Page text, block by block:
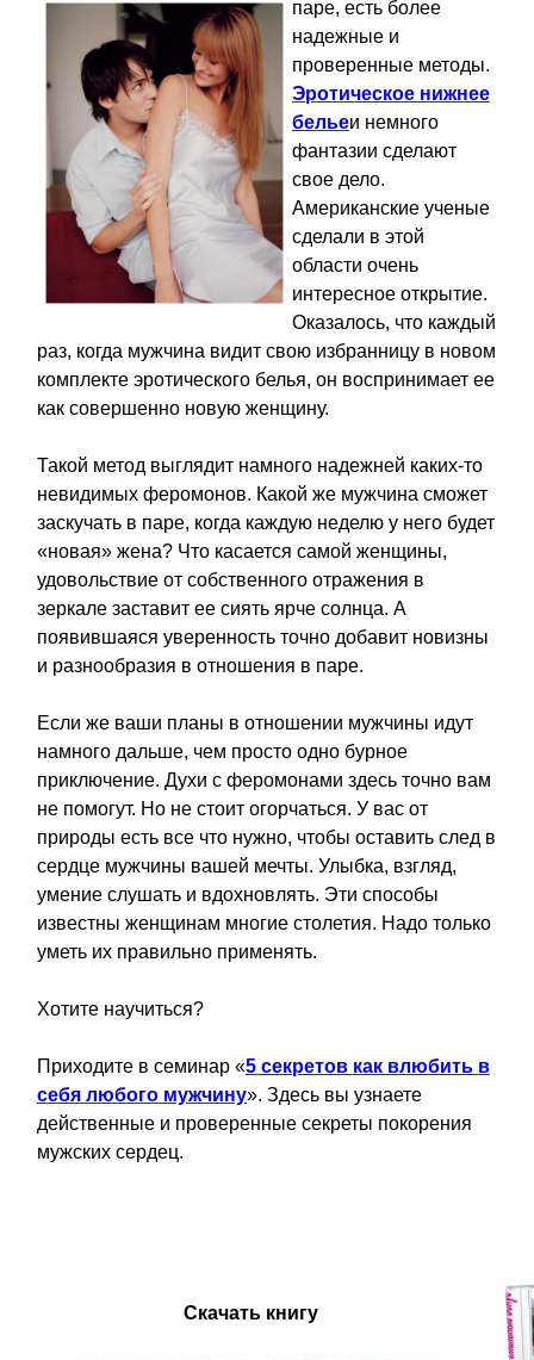
паре, есть более
надежные и
проверенные методы.
Эротическое нижнее
бельеи немного
фантазии сделают
свое дело.
Американские ученые
сделали в этой
области очень
интересное открытие.
Оказалось, что каждый
раз, когда мужчина видит свою избранницу в новом
комплекте эротического белья, он воспринимает ее
как совершенно новую женщину.
Такой метод выглядит намного надежней каких-то
невидимых феромонов. Какой же мужчина сможет
заскучать в паре, когда каждую неделю у него будет
«новая» жена? Что касается самой женщины,
удовольствие от собственного отражения в
зеркале заставит ее сиять ярче солнца. А
появившаяся уверенность точно добавит новизны
и разнообразия в отношения в паре.
Если же ваши планы в отношении мужчины идут
намного дальше, чем просто одно бурное
приключение. Духи с феромонами здесь точно вам
не помогут. Но не стоит огорчаться. У вас от
природы есть все что нужно, чтобы оставить след в
сердце мужчины вашей мечты. Улыбка, взгляд,
умение слушать и вдохновлять. Эти способы
известны женщинам многие столетия. Надо только
уметь их правильно применять.
Хотите научиться?
Приходите в семинар «5 секретов как влюбить в
себя любого мужчину». Здесь вы узнаете
действенные и проверенные секреты покорения
мужских сердец.
Скачать книгу